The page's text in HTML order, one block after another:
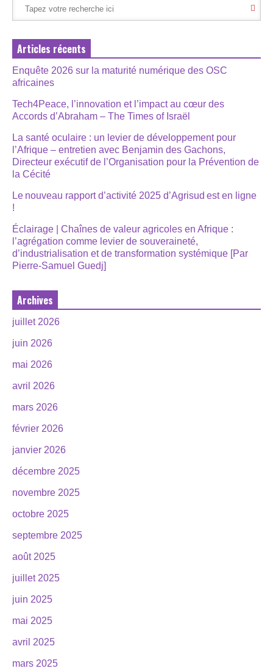
Articles récents
Enquête 2026 sur la maturité numérique des OSC
africaines
Tech4Peace, l’innovation et l’impact au cœur des
Accords d’Abraham – The Times of Israël
La santé oculaire : un levier de développement pour
l’Afrique – entretien avec Benjamin des Gachons,
Directeur exécutif de l’Organisation pour la Prévention de
la Cécité
Le nouveau rapport d’activité 2025 d’Agrisud est en ligne
!
Éclairage | Chaînes de valeur agricoles en Afrique :
l’agrégation comme levier de souveraineté,
d’industrialisation et de transformation systémique [Par
Pierre-Samuel Guedj]
Archives
juillet 2026
juin 2026
mai 2026
avril 2026
mars 2026
février 2026
janvier 2026
décembre 2025
novembre 2025
octobre 2025
septembre 2025
août 2025
juillet 2025
juin 2025
mai 2025
avril 2025
mars 2025